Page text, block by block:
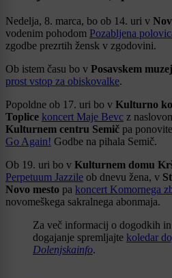
Nedelja, 8. marca, bo ob 14. uri v
vodenim pohodom Pozabljena
zgodbe prezrtih žensk v zgodovini.
Ob istem času bo v Posavskem
prost vstop za obiskovalke.
Popoldne ob 17. uri bo v Kulturno
Toplice koncert Maje Bevc z
Kulturnem centru Semič pa
Go Again! Godbe na pihala Semič.
Ob 19. uri bo v Kulturnem domu
Perpetuum Jazzile ob dnevu žena, v
Novo mesto pa koncert Komornega
novomeškega sakralnega abonmaja.
Za več informacij o dogodkih
dogajanje spremljajte koledar
Dolenjskainfo.